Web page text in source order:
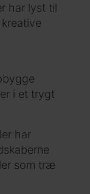
har lyst til
i et trygt
har
som træ